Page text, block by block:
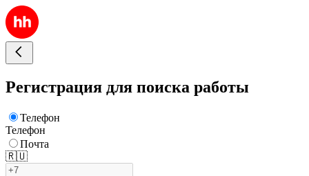
Регистрация для поиска работы
Телефон
Телефон
Почта
🇷🇺